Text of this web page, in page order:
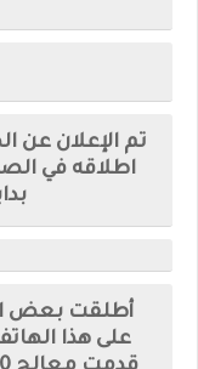
اطلاقه في
أطلقت بعض
على هذا